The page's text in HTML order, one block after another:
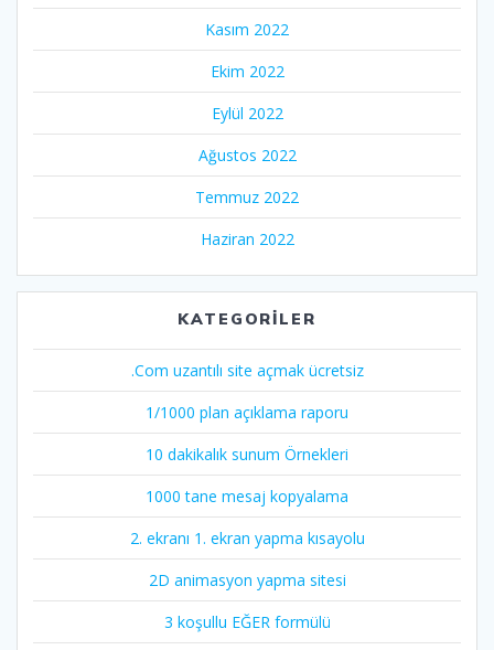
Kasım 2022
Ekim 2022
Eylül 2022
Ağustos 2022
Temmuz 2022
Haziran 2022
KATEGORILER
.Com uzantılı site açmak ücretsiz
1/1000 plan açıklama raporu
10 dakikalık sunum Örnekleri
1000 tane mesaj kopyalama
2. ekranı 1. ekran yapma kısayolu
2D animasyon yapma sitesi
3 koşullu EĞER formülü